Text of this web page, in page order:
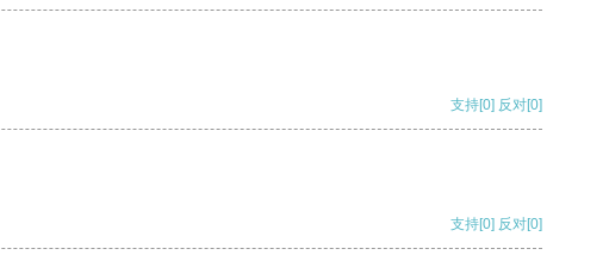
支持[0] 反对[0]
支持[0] 反对[0]